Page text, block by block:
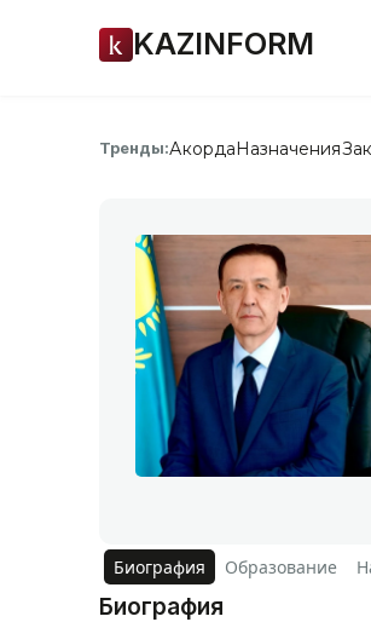
KAZINFORM
Тренды:АкордаНазначения
Биография Образование
Биография